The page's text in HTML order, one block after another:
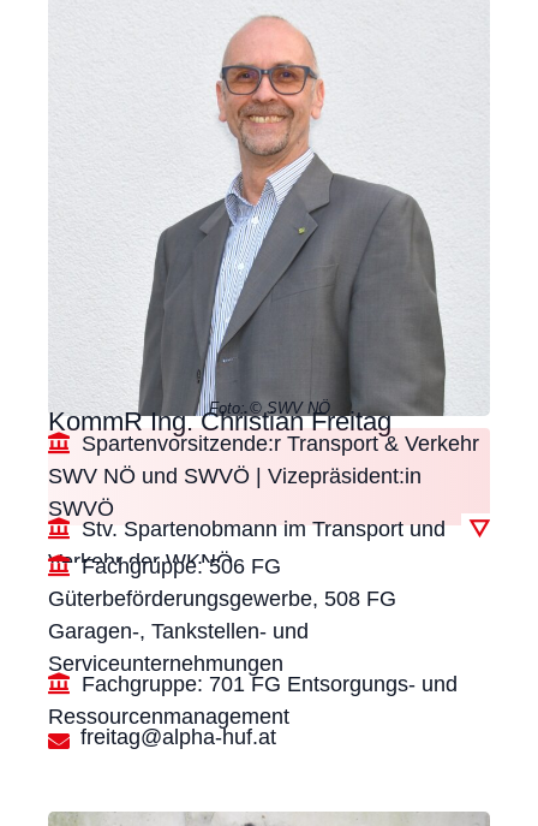
Foto: © SWV NÖ
KommR Ing. Christian Freitag
Spartenvorsitzende:r Transport & Verkehr
SWV NÖ und SWVÖ | Vizepräsident:in
SWVÖ
Stv. Spartenobmann im Transport und
Verkehr der WKNÖ
▽
Fachgruppe: 506 FG
Güterbeförderungsgewerbe, 508 FG
Garagen-, Tankstellen- und
Serviceunternehmungen
Fachgruppe: 701 FG Entsorgungs- und
Ressourcenmanagement
freitag@alpha-huf.at